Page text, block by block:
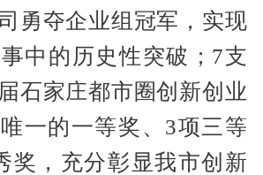
勇夺企业组冠军，实现
中的历史性突破；7支
石家庄都市圈创新创业
一的一等奖、3项三等
奖，充分彰显我市创新